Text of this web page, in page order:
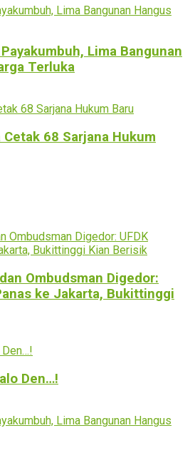
Lima Bangunan
Terluka
68 Sarjana Hukum
Ombudsman Digedor:
ke Jakarta, Bukittinggi
Den…!